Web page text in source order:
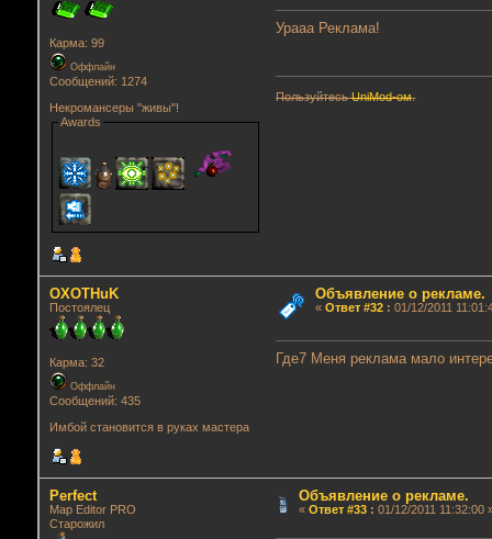
Карма: 99
Оффлайн
Сообщений: 1274
Некромансеры "живы"!
Awards
Урааа Реклама!
ПользуйтесьUniMod-ом.
OXOTHuK
Постоялец
Карма: 32
Оффлайн
Сообщений: 435
Имбой становится в руках мастера
Объявление о рекламе.
« Ответ #32: 01/12/2011
Где7 Меня реклама мало
Perfect
Map Editor PRO
Старожил
Объявление о рекламе.
« Ответ #33: 01/12/2011 11:32:00